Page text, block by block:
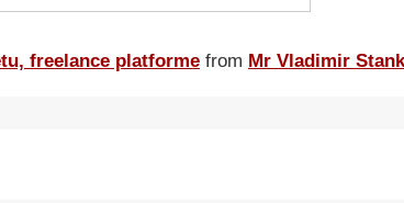
freelance platforme from Mr Vladimir